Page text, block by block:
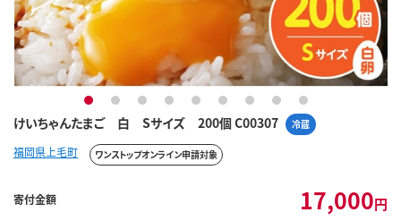
けいちゃんたまご 白 Sサイズ 200個 C00307 冷蔵
1 2 3 4 5 6 7 8 9
福岡県上毛町 ワンストップオンライン申請対象
寄付金額 17,000円